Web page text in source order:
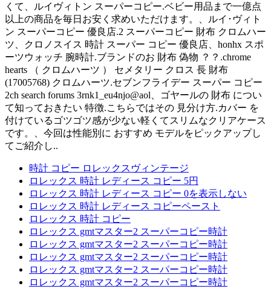
くて、ルイヴィトン スーパーコピー.ベビー用品まで一億点
以上の商品を毎日お安く求めいただけます。、ルイ･ヴィト
ン スーパーコピー 優良店.2 スーパーコピー 財布 クロムハー
ツ、クロノスイス 時計 スーパー コピー 優良店、honhx スポ
ーツウォッチ 腕時計.ブランドのお 財布 偽物 ？？.chrome
hearts （ クロムハーツ ） セメタリー クロス 長 財布
(17005768) クロムハーツ.セブンフライデー スーパー コピー
2ch search forums 3rnk1_eu4njo@aol、ゴヤールの 財布 につい
て知っておきたい 特徴.こちらではその 見分け方.カバー を
付けているゴツゴツ感が少ない軽くてスリムなクリアケース
です。、今回は性能別に おすすめ モデルをピックアップし
てご紹介し..
時計 コピー ロレックスヴィンテージ
ロレックス 時計 レディース コピー 5円
ロレックス 時計 レディース コピー 0を表示しない
ロレックス 時計 レディース コピーペースト
ロレックス 時計 コピー
ロレックス gmtマスター2 スーパーコピー時計
ロレックス gmtマスター2 スーパーコピー時計
ロレックス gmtマスター2 スーパーコピー時計
ロレックス gmtマスター2 スーパーコピー時計
ロレックス gmtマスター2 スーパーコピー時計